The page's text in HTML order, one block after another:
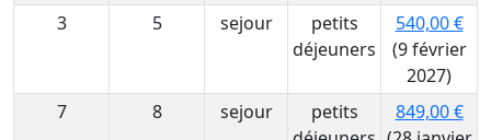
3
5 sejour
petits
déjeuners
540,00 €
(9 février
2027)
7
8 sejour
petits
849,00 €